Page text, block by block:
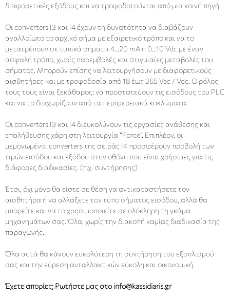
διαφορετικές εξόδους και να τροφοδοτούνται από μια κοινή πηγή.
Οι converters I3 και I4 έχουν τη δυνατότητα να διαβάζουν
αναλλοίωτο το αρχικό σήμα με εξαιρετικό τρόπο και να το
μετατρέπουν σε τυπικά σήματα 4…20 mA ή 0…10 Vdc με έναν
ασφαλή τρόπο, χωρίς παρεμβολές και στιγμιαίες μεταβολές του
σήματος. Μπορούν επίσης να λειτουργήσουν με διαφορετικούς
αισθητήρες και με τροφοδοσία από 18 έως 265 Vac / Vdc. Ο ρόλος
τους τους είναι ξεκάθαρος: να προστατεύουν τις εισόδους του PLC
και να το διαχωρίζουν από τα περιφερειακά κυκλώματα.
Οι converters I3 και I4 διευκολύνουν τις εργασίες ανάθεσης και
επαλήθευσης χάρη στη λειτουργία “Force”. Επιπλέον, οι
μεμονωμένοι converters της σειράς I4 προσφέρουν προβολή των
τιμών εισόδου και εξόδου στην οθόνη που είναι χρήσιμες για τις
διάφορες διαδικασίες. (π.χ. συντήρησης)
Έτσι, όχι μόνο θα είστε σε θέση να αντικαταστήσετε τον
αισθητήρα ή να αλλάξετε τον τύπο σήματος εισόδου, αλλά θα
μπορείτε και να το χρησιμοποιείτε σε ολόκληρη τη γκάμα
μηχανημάτων σας. Όλα, χωρίς την διακοπή καμίας διαδικασία της
παραγωγής.
Όλα αυτά θα κάνουν ευκολότερη τη συντήρηση του εξοπλισμού
σας και την εύρεση ανταλλακτικών εύκολη και οικονομική.
Έχετε απορίες; Ρωτήστε μας στο info@kassidiaris.gr